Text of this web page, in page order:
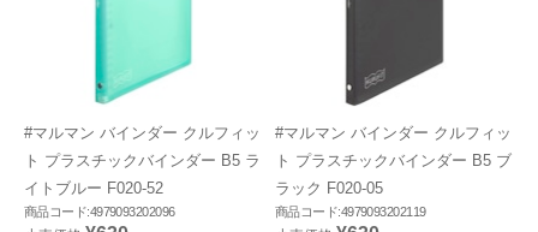
#マルマン バインダー クルフィッ
ト プラスチックバインダー B5 ラ
イトブルー F020-52
商品コード:4979093202096
#マルマン バインダー クルフィッ
ト プラスチックバインダー B5 ブ
ラック F020-05
商品コード:4979093202119